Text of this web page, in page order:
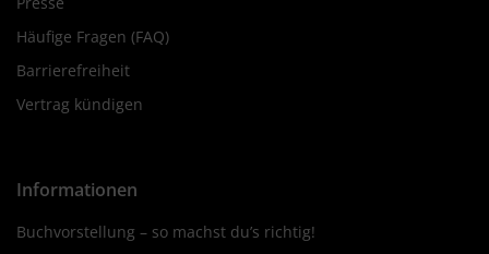
Häufige Fragen (FAQ)
Barrierefreiheit
Vertrag kündigen
Informationen
Buchvorstellung – so machst du’s richtig!